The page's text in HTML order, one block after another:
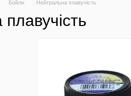
Бойли Нейтральна плавучість